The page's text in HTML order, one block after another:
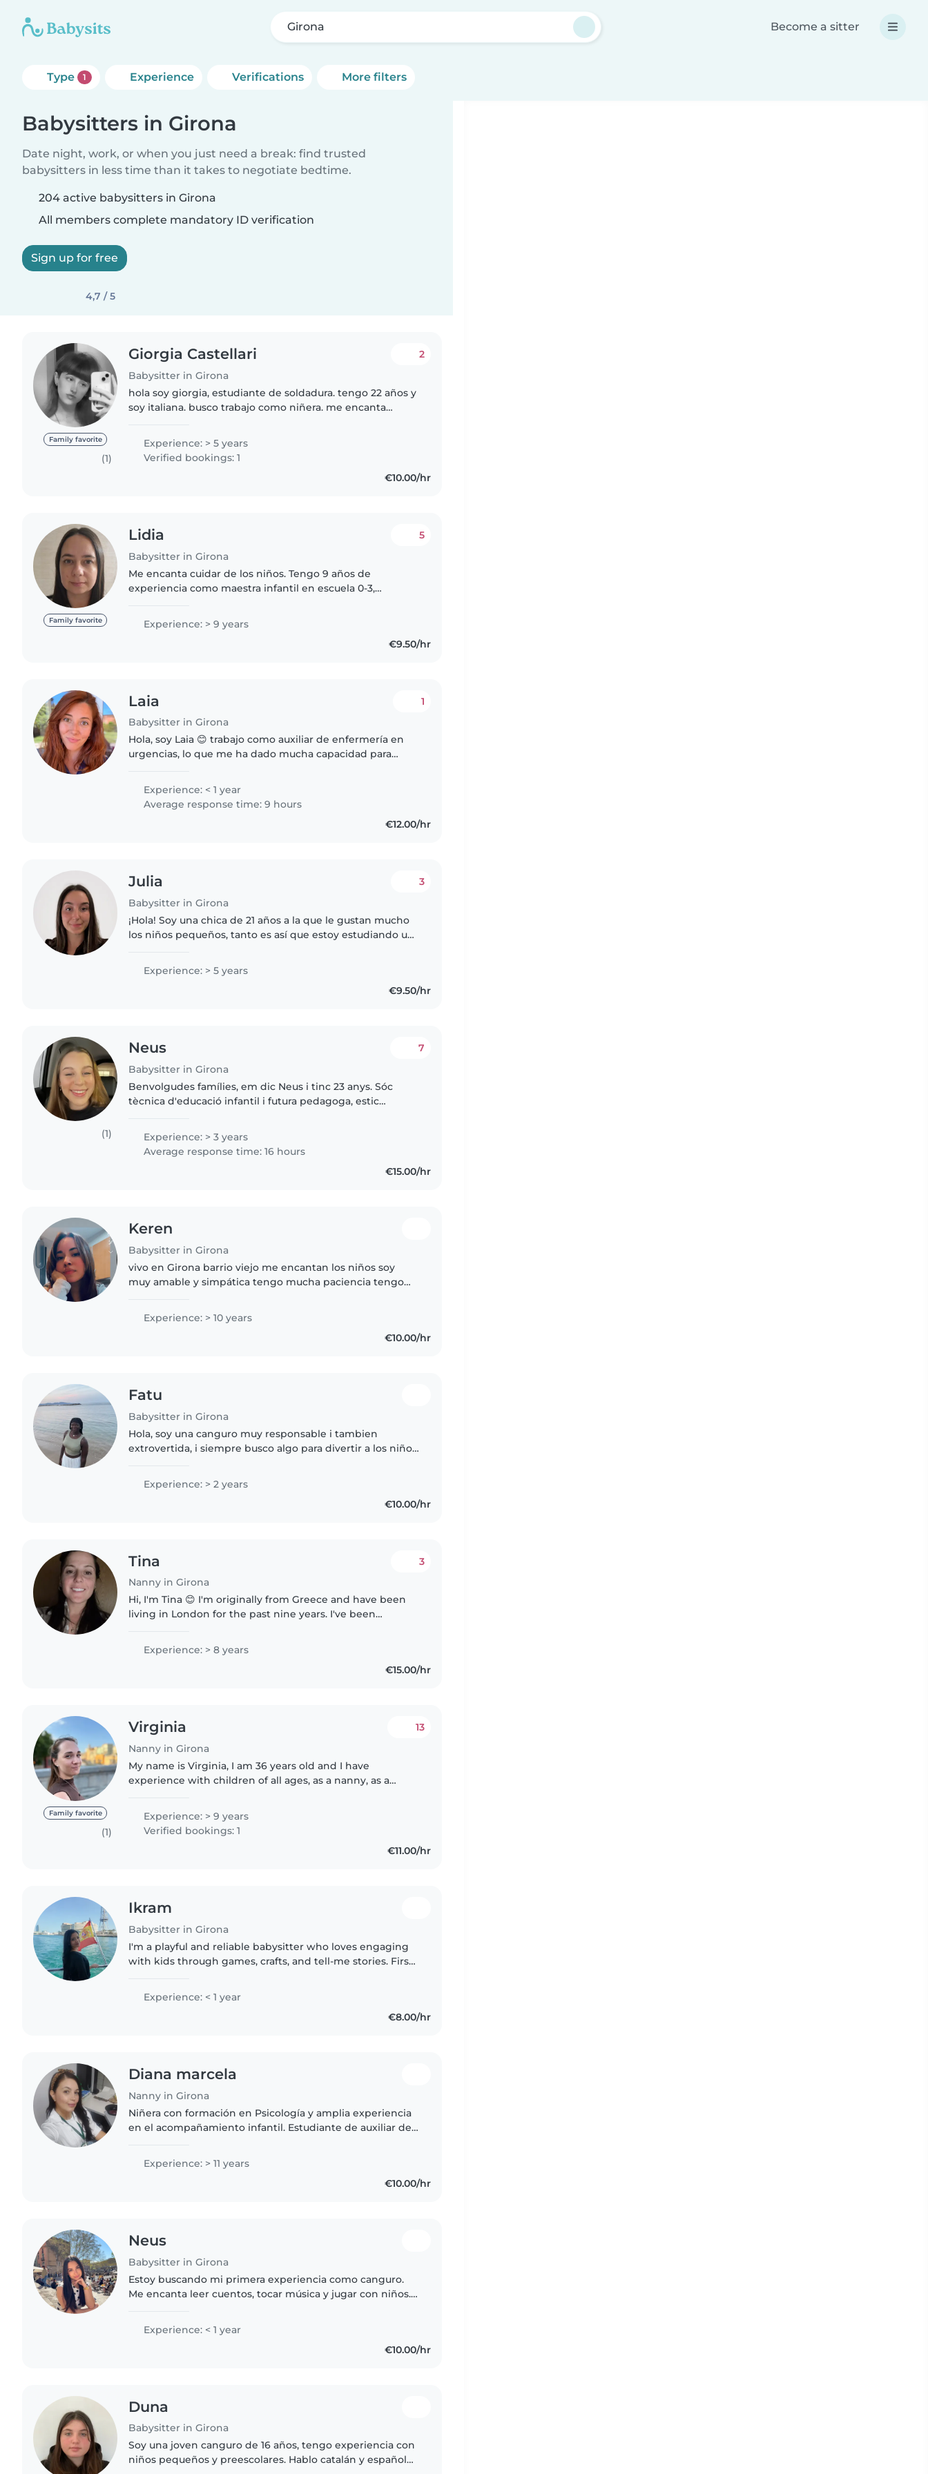
Girona Become a sitter
Type 1 Experience Verifications More filters
Babysitters in Girona
Date night, work, or when you just need a break: find trusted
babysitters in less time than it takes to negotiate bedtime.
204 active babysitters in Girona
All members complete mandatory ID verification
Sign up for free
4,7 / 5
Family favorite
(1)
Giorgia Castellari
Babysitter in Girona
2
hola soy giorgia, estudiante de soldadura. tengo 22 años y
soy italiana. busco trabajo como niñera. me encanta
persona paciente,..
Experience: > 5 years
Verified bookings: 1
€10.00/hr
Family favorite
Lidia
Babysitter in Girona
5
Me encanta cuidar de los niños. Tengo 9 años de
experiencia como maestra infantil en escuela 0-3,
Experience: > 9 years
€9.50/hr
Laia
Babysitter in Girona
1
Hola, soy Laia 😊 trabajo como auxiliar de enfermería en
urgencias, lo que me ha dado mucha capacidad para
Con los niños soy..
Experience: < 1 year
Average response time: 9 hours
€12.00/hr
Julia
Babysitter in Girona
3
¡Hola! Soy una chica de 21 años a la que le gustan mucho
los niños pequeños, tanto es así que estoy estudiando un
universidad para..
Experience: > 5 years
€9.50/hr
(1)
Neus
Babysitter in Girona
7
Benvolgudes famílies, em dic Neus i tinc 23 anys. Sóc
tècnica d'educació infantil i futura pedagoga, estic
famílies amb els..
Experience: > 3 years
Average response time: 16 hours
€15.00/hr
Keren
Babysitter in Girona
vivo en Girona barrio viejo me encantan los niños soy
muy amable y simpática tengo mucha paciencia tengo
actualmente busco hacer horas..
Experience: > 10 years
€10.00/hr
Fatu
Babysitter in Girona
Hola, soy una canguro muy responsable i tambien
extrovertida, i siempre busco algo para divertir a los niños
Experience: > 2 years
€10.00/hr
Tina
Nanny in Girona
3
Hi, I'm Tina 😊 I'm originally from Greece and have been
living in London for the past nine years. I've been
love what I do...
Experience: > 8 years
€15.00/hr
Family favorite
(1)
Virginia
Nanny in Girona
13
My name is Virginia, I am 36 years old and I have
experience with children of all ages, as a nanny, as a
workshops and activities...
Experience: > 9 years
Verified bookings: 1
€11.00/hr
Ikram
Babysitter in Girona
I'm a playful and reliable babysitter who loves engaging
with kids through games, crafts, and tell-me stories. First
Experience: < 1 year
€8.00/hr
Diana marcela
Nanny in Girona
Niñera con formación en Psicología y amplia experiencia
en el acompañamiento infantil. Estudiante de auxiliar de
necesidades,..
Experience: > 11 years
€10.00/hr
Neus
Babysitter in Girona
Estoy buscando mi primera experiencia como canguro.
Me encanta leer cuentos, tocar música y jugar con niños.
Experience: < 1 year
€10.00/hr
Duna
Babysitter in Girona
Soy una joven canguro de 16 años, tengo experiencia con
niños pequeños y preescolares. Hablo catalán y español